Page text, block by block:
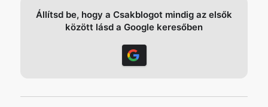
Állítsd be, hogy a Csakblogot mindig az elsők
között lásd a Google keresőben